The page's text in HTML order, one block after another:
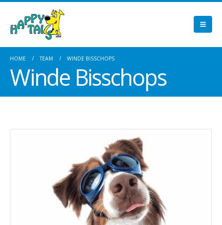
HOME TEAM WINDE BISSCHOPS
Winde Bisschops